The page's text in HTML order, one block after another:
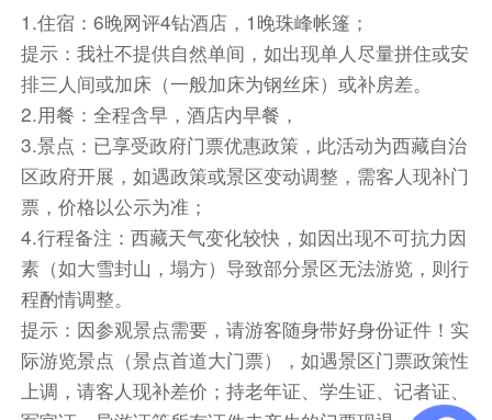
staff will contact you in advance. Please ensure that
your mobile phone is unobstructed. Foreigners and
Taiwanese compatriots need a tour guide to pick
them up at the station. For Chinese nationals, the
pick-up driver will directly check in at the hotel.The
travel agency will inform you in advance of the hotel
room pick-up method, and you can directly check in
and rest at the hotel. Ifyou have not received any
notification, please。contact the travel agency staff
in a timely manner (see the departure notice for
details) and provide assistance to you in a timely
manner. The tour guide will notify the next day's
gathering time by phone ortext message before 2
o'clock.
1.住宿 ：6晚网评4钻酒店，1晚珠峰帐篷；
提示：我社不提供自然单间，如出现单人尽量拼住或安
排三人间或加床（一般加床为钢丝床）或补房差。
2.用餐 ：全程含早，酒店内早餐，
3.景点 ：已享受政府门票优惠政策，此活动为西藏自治
区政府开展，如遇政策或景区变动调整，需客人现补门
票，价格以公示为准；
4.行程备注： 西藏天气变化较快，如因出现不可抗力因
素（如大雪封山，塌方）导致部分景区无法游览，则行
程酌情调整。
提示： 因参观景点需要，请游客随身带好身份证件！实
际游览景点（景点首道大门票），如遇景区门票政策性
上调，请客人现补差价；持老年证、学生证、记者证、